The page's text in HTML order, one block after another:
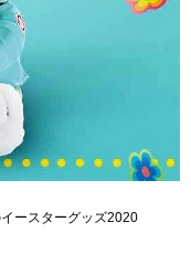
ースターグッズ2020